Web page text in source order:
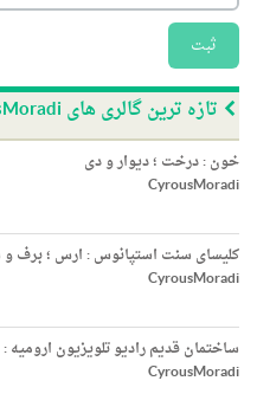
ثبت
تازه ترین گالری های CyrousMoradi
خون : درخت ؛ دیوار و دی
CyrousMoradi
کلیسای سنت استپانوس : ارس ؛ برف
CyrousMoradi
ساختمان قدیم رادیو تلویزیون
CyrousMoradi